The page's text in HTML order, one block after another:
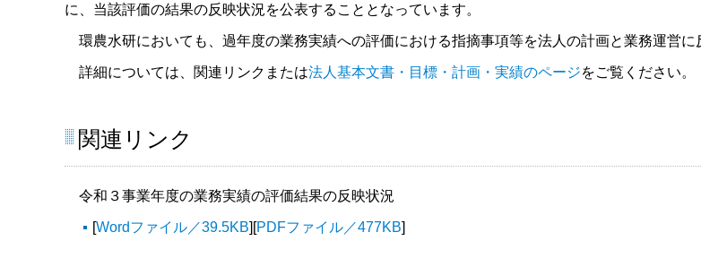
に、当該評価の結果の反映状況を公表することとなっています。
環農水研においても、過年度の業務実績への評価における指摘事項等を法人の計画と業務運営に
詳細については、関連リンクまたは法人基本文書・目標・計画・実績のページをご覧ください。
関連リンク
令和３事業年度の業務実績の評価結果の反映状況
[Wordファイル／39.5KB][PDFファイル／477KB]